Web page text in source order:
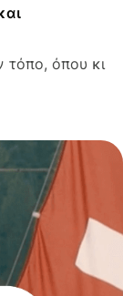
τόπο, όπου κι